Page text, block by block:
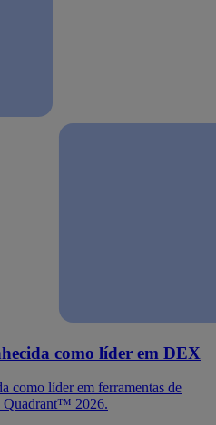
como líder em DEX
como líder em ferramentas de
2026.